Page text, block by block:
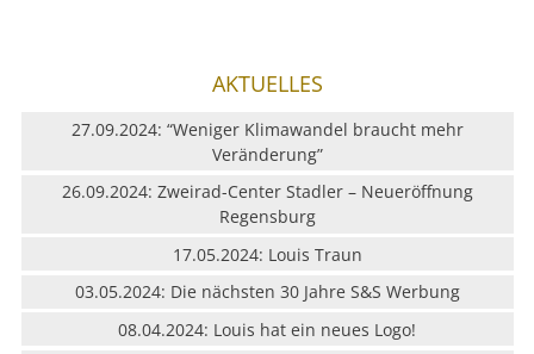
AKTUELLES
27.09.2024: “Weniger Klimawandel braucht mehr
Veränderung”
26.09.2024: Zweirad-Center Stadler – Neueröffnung
Regensburg
17.05.2024: Louis Traun
03.05.2024: Die nächsten 30 Jahre S&S Werbung
08.04.2024: Louis hat ein neues Logo!